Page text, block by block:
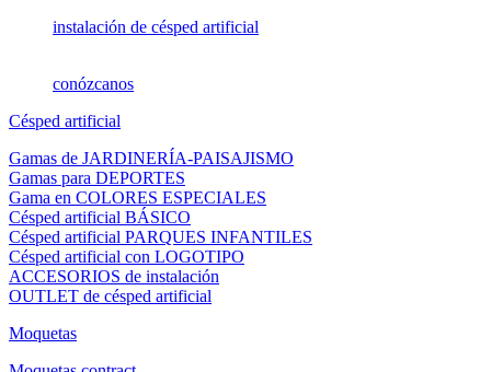
instalación de césped artificial
conózcanos
Césped artificial
Gamas de JARDINERÍA-PAISAJISMO
Gamas para DEPORTES
Gama en COLORES ESPECIALES
Césped artificial BÁSICO
Césped artificial PARQUES INFANTILES
Césped artificial con LOGOTIPO
ACCESORIOS de instalación
OUTLET de césped artificial
Moquetas